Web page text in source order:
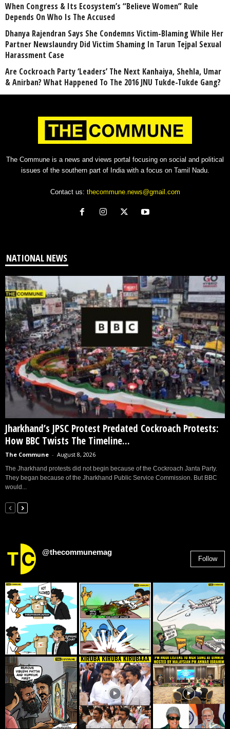
When Congress & Its Ecosystem’s “Believe Women” Rule
Depends On Who Is The Accused
Dhanya Rajendran Says She Condemns Victim-Blaming While Her
Partner Newslaundry Did Victim Shaming In Tarun Tejpal Sexual
Harassment Case
Are Cockroach Party ‘Leaders’ The Next Kanhaiya, Shehla, Umar
& Anirban? What Happened To The 2016 JNU Tukde-Tukde Gang?
The Commune is a news and views portal focusing on social and political
issues of the southern part of India with a focus on Tamil Nadu.
Contact us: thecommune.news@gmail.com
NATIONAL NEWS
Jharkhand’s JPSC Protest Predated Cockroach Protests:
How BBC Twists The Timeline...
The Commune - August 8, 2026
The Jharkhand protests did not begin because of the Cockroach Janta Party.
They began because of the Jharkhand Public Service Commission. But BBC
would...
@thecommunemag
Follow